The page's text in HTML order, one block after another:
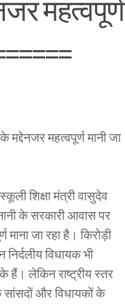
महत्वपूर्ण
मद्देनजर महत्वपूर्ण मानी जा
शिक्षा मंत्री वासुदेव
के सरकारी आवास पर
माना जा रहा है। किरोड़ी
विधायक भी
हैं। लेकिन राष्ट्रीय स्तर
सांसदों और विधायकों के